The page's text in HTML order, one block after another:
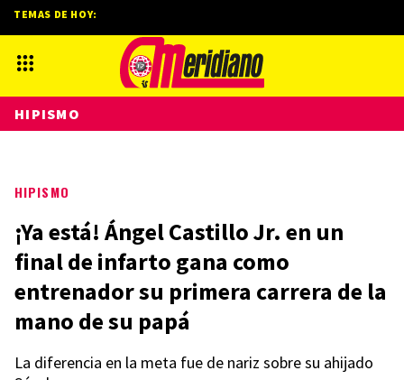
HIPISMO
¡Ya está! Ángel Castillo Jr. en un
final de infarto gana como
entrenador su primera carrera de la
mano de su papá
La diferencia en la meta fue de nariz sobre su ahijado
TEMAS DE HOY:
HIPISMO